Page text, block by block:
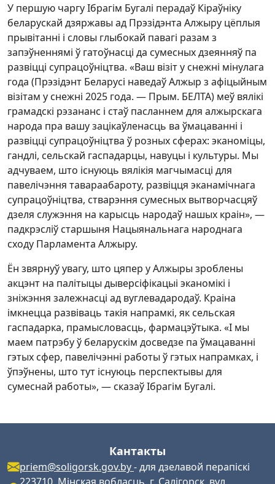
У першую чаргу Ібрагім Бугалі перадаў Кіраўніку
беларускай дзяржавы ад Прэзідэнта Алжыру цёплыя
прывітанні і словы глыбокай павагі разам з
запэўненнямі ў гатоўнасці да сумесных дзеянняў па
развіцці супрацоўніцтва. «Ваш візіт у снежні мінулага
года (Прэзідэнт Беларусі наведаў Алжыр з афіцыйным
візітам у снежні 2025 года. — Прым. БЕЛТА) меў вялікі
грамадскі рэзананс і стаў пасланнем для алжырскага
народа пра вашу зацікаўленасць ва ўмацаванні і
развіцці супрацоўніцтва ў розных сферах: эканоміцы,
гандлі, сельскай гаспадарцы, навуцы і культуры. Мы
адчуваем, што існуюць вялікія магчымасці для
павелічэння тавараабароту, развіцця эканамічнага
супрацоўніцтва, стварэння сумесных вытворчасцяў
дзеля служэння на карысць народаў нашых краін», —
падкрэсліў старшыня Нацыянальнага народнага
сходу Парламента Алжыру.
Ён звярнуў увагу, што цяпер у Алжыры зроблены
акцэнт на палітыцы дыверсіфікацыі эканомікі і
зніжэння залежнасці ад вуглевадародаў. Краіна
імкнецца развіваць такія напрамкі, як сельская
гаспадарка, прамысловасць, фармацэўтыка. «І мы
маем патрэбу ў беларускім досведзе па ўмацаванні
гэтых сфер, павелічэнні работы ў гэтых напрамках, і
ўпэўнены, што тут існуюць перспектывы для
сумеснай работы», — сказаў Ібрагім Бугалі.
Кантакты
priem@soligorsk.gov.by- для дзелавой перапіскі